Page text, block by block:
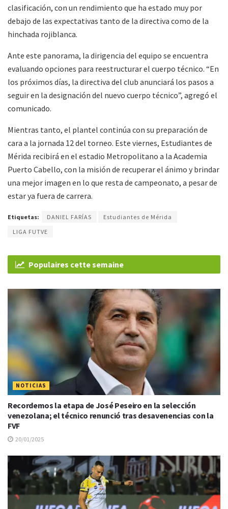
clasificación, con un rendimiento que ha estado muy por
debajo de las expectativas tanto de la directiva como de la
hinchada rojiblanca.
Ante este panorama, la dirigencia del equipo se encuentra
evaluando opciones para reestructurar el cuerpo técnico. “En
los próximos días, la directiva del club anunciará los pasos a
seguir en la designación del nuevo cuerpo técnico”, agregó el
comunicado.
Mientras tanto, el plantel continúa con su preparación de
cara a la jornada 12 del torneo. Este viernes, Estudiantes de
Mérida recibirá en el estadio Metropolitano a la Academia
Puerto Cabello, con la misión de recuperar el ánimo y brindar
una mejor imagen en lo que resta de campeonato, a pesar de
estar ya fuera de carrera.
Etiquetas: DANIEL FARÍAS
Estudiantes de Mérida
LIGA FUTVE
Populaires cette semaine
NOTICIAS
Recordemos la etapa de José Peseiro en la selección
venezolana; el técnico renunció tras desavenencias con la
FVF
20/01/2025